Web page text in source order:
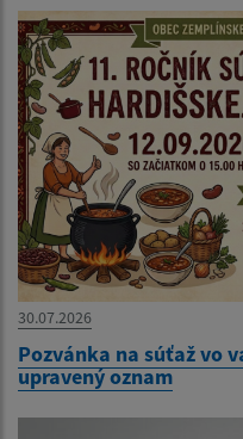
30.07.2026
Pozvánka na súťaž vo
upravený oznam